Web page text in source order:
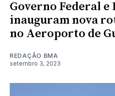
Governo Federal e
inauguram nova
no Aeroporto de
REDAÇÃO BMA
setembro 3, 2023